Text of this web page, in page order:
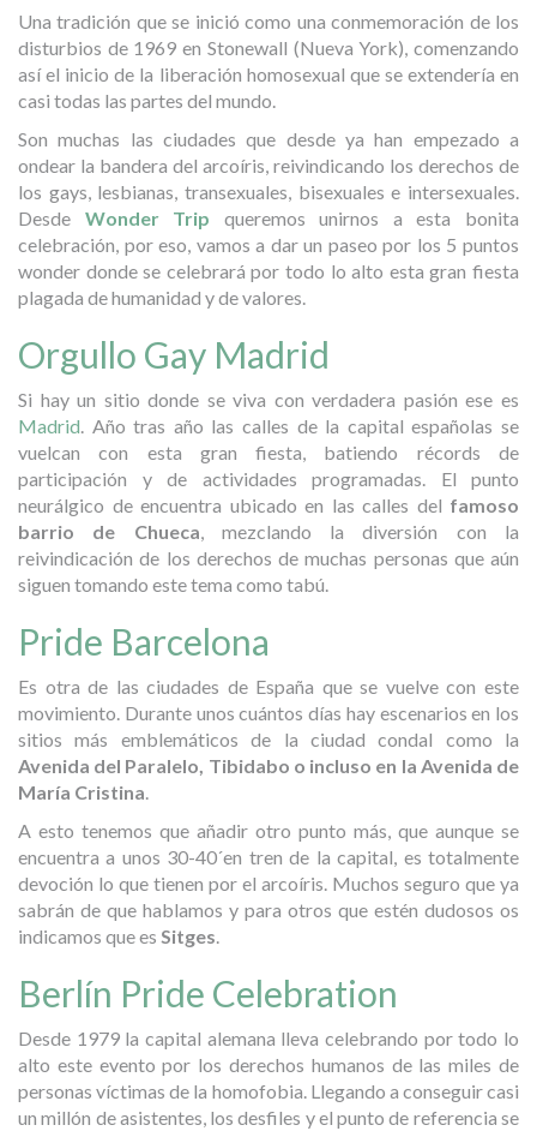
Una tradición que se inició como una conmemoración de los
disturbios de 1969 en Stonewall (Nueva York), comenzando
así el inicio de la liberación homosexual que se extendería en
casi todas las partes del mundo.
Son muchas las ciudades que desde ya han empezado a
ondear la bandera del arcoíris, reivindicando los derechos de
los gays, lesbianas, transexuales, bisexuales e intersexuales.
Desde Wonder Trip queremos unirnos a esta bonita
celebración, por eso, vamos a dar un paseo por los 5 puntos
wonder donde se celebrará por todo lo alto esta gran fiesta
plagada de humanidad y de valores.
Orgullo Gay Madrid
Si hay un sitio donde se viva con verdadera pasión ese es
Madrid. Año tras año las calles de la capital españolas se
vuelcan con esta gran fiesta, batiendo récords de
participación y de actividades programadas. El punto
neurálgico de encuentra ubicado en las calles del famoso
barrio de Chueca, mezclando la diversión con la
reivindicación de los derechos de muchas personas que aún
siguen tomando este tema como tabú.
Pride Barcelona
Es otra de las ciudades de España que se vuelve con este
movimiento. Durante unos cuántos días hay escenarios en los
sitios más emblemáticos de la ciudad condal como la
Avenida del Paralelo, Tibidabo o incluso en la Avenida de
María Cristina.
A esto tenemos que añadir otro punto más, que aunque se
encuentra a unos 30-40´en tren de la capital, es totalmente
devoción lo que tienen por el arcoíris. Muchos seguro que ya
sabrán de que hablamos y para otros que estén dudosos os
indicamos que es Sitges.
Berlín Pride Celebration
Desde 1979 la capital alemana lleva celebrando por todo lo
alto este evento por los derechos humanos de las miles de
personas víctimas de la homofobia. Llegando a conseguir casi
un millón de asistentes, los desfiles y el punto de referencia se